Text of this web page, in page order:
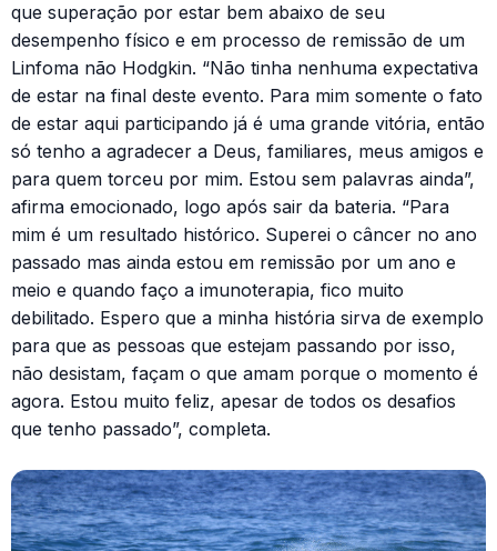
que superação por estar bem abaixo de seu
desempenho físico e em processo de remissão de um
Linfoma não Hodgkin. “Não tinha nenhuma expectativa
de estar na final deste evento. Para mim somente o fato
de estar aqui participando já é uma grande vitória, então
só tenho a agradecer a Deus, familiares, meus amigos e
para quem torceu por mim. Estou sem palavras ainda”,
afirma emocionado, logo após sair da bateria. “Para
mim é um resultado histórico. Superei o câncer no ano
passado mas ainda estou em remissão por um ano e
meio e quando faço a imunoterapia, fico muito
debilitado. Espero que a minha história sirva de exemplo
para que as pessoas que estejam passando por isso,
não desistam, façam o que amam porque o momento é
agora. Estou muito feliz, apesar de todos os desafios
que tenho passado”, completa.